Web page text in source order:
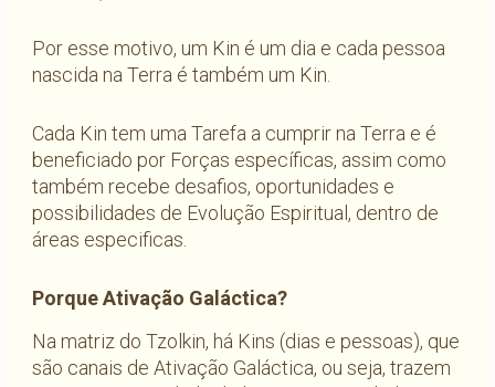
Por esse motivo, um Kin é um dia e cada pessoa
nascida na Terra é também um Kin.
Cada Kin tem uma Tarefa a cumprir na Terra e é
beneficiado por Forças específicas, assim como
também recebe desafios, oportunidades e
possibilidades de Evolução Espiritual, dentro de
áreas especificas.
Porque Ativação Galáctica?
Na matriz do Tzolkin, há Kins (dias e pessoas), que
são canais de Ativação Galáctica, ou seja, trazem